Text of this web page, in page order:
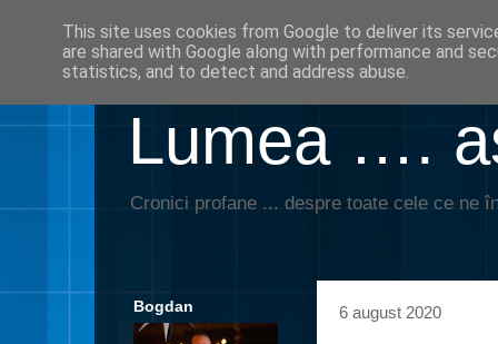
Lumea ….
Cronici profane ... despre toate cele ce ne
6 august 2020
Bogdan
This site uses cookies from Google to deliver its
are shared with Google along with performance and
statistics, and to detect and address abuse.